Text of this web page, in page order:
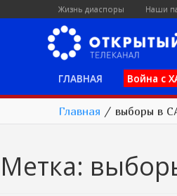
Жизнь диаспоры Наши
ГЛАВНАЯ Война с
Главная / выборы в
Метка: